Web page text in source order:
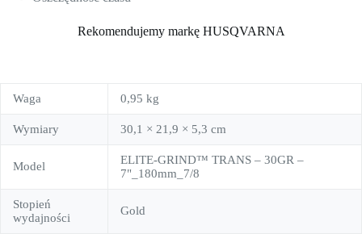
Rekomendujemy markę HUSQVARNA
Waga 0,95 kg
Wymiary 30,1 × 21,9 × 5,3 cm
Model
ELITE-GRIND™ TRANS – 30GR –
7"_180mm_7/8
Stopień
wydajności
Gold